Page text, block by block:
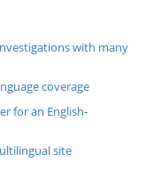
with many
coverage
for an English-
site